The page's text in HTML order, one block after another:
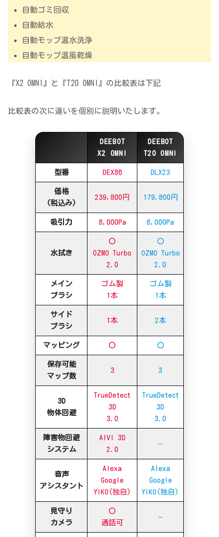
自動ゴミ回収
自動給水
自動モップ温水洗浄
自動モップ温風乾燥
『X2 OMNI』と『T20 OMNI』の比較表は下記
比較表の次に違いを個別に説明いたします。
DEEBOT
X2 OMNI
DEEBOT
T20 OMNI
型番 DEX86 DLX23
価格
(税込み)
239,800円 179,800円
吸引力 8,000Pa 6,000Pa
水拭き
〇
OZMO Turbo
2.0
〇
OZMO Turbo
2.0
メイン
ブラシ
ゴム製
1本
ゴム製
1本
サイド
ブラシ
1本 2本
マッピング 〇 〇
保存可能
マップ数
3 3
3D
物体回避
TrueDetect
3D
3.0
TrueDetect
3D
3.0
障害物回避
システム
AIVI 3D
2.0
–
音声
アシスタント
Alexa
Google
YIKO(独自)
Alexa
Google
YIKO(独自)
見守り
カメラ
〇
通話可
–